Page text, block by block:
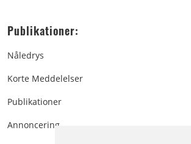
Publikationer:
Nåledrys
Korte Meddelelser
Publikationer
Annoncering